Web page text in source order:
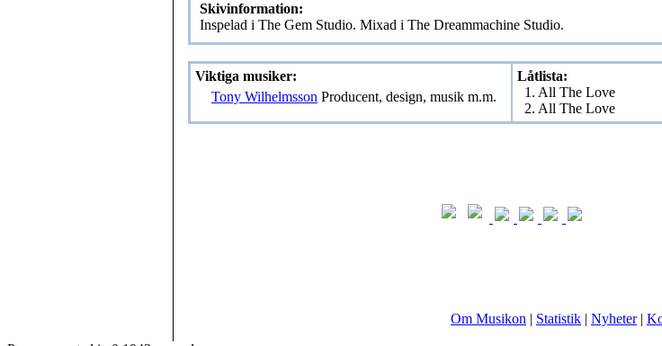
Skivinformation:
Inspelad i The Gem Studio. Mixad i The Dreammachine Studio.
Viktiga musiker:
Tony Wilhelmsson Producent, design, musik m.m.
Låtlista:
1. All The Love
2. All The Love
Om Musikon | Statistik | Nyheter|